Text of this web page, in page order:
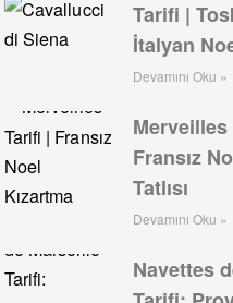
Tarifi |
İtalyan
Devamını Oku »
Fransız
Tatlısı
Devamını Oku »
Navettes